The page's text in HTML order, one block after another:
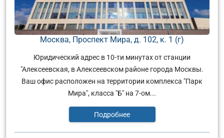
Москва, Проспект Мира, д. 102, к. 1 (г)
Юридический адрес в 10-ти минутах от станции
"Алексеевская, в Алексеевском районе города Москвы.
Ваш офис расположен на территории комплекса "Парк
Мира", класса "Б" на 7-ом...
Подробнее